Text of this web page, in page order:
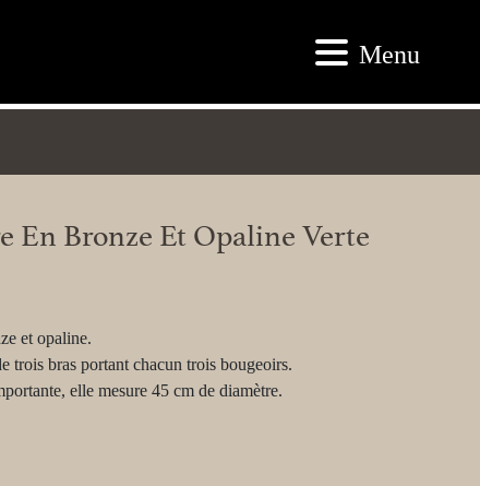
Menu
En Bronze Et Opaline Verte
et opaline.
trois bras portant chacun trois bougeoirs.
elle mesure 45 cm de diamètre.